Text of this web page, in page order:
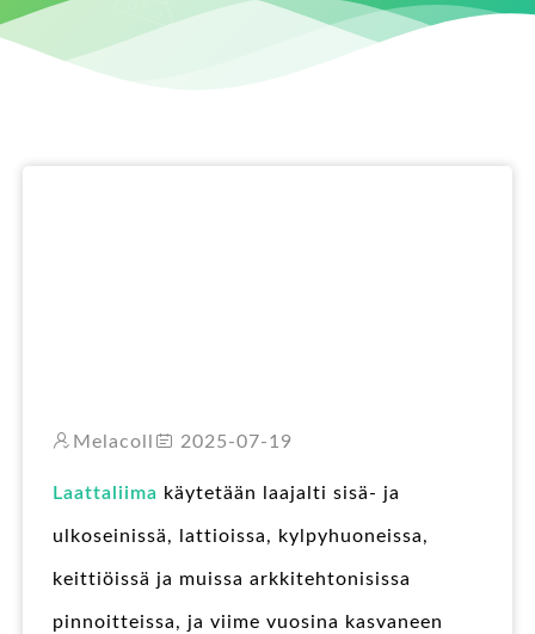
Melacoll 2025-07-19
Laattaliima käytetään laajalti sisä- ja
ulkoseinissä, lattioissa, kylpyhuoneissa,
keittiöissä ja muissa arkkitehtonisissa
pinnoitteissa, ja viime vuosina kasvaneen